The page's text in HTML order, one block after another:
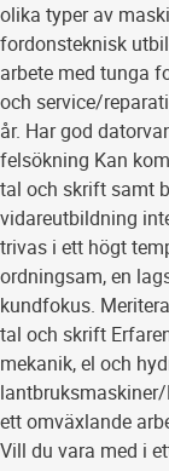
olika typer av
fordonsteknisk
arbete med tunga
och service/
år. Har god
felsökning Kan
tal och skrift samt
vidareutbildning
trivas i ett högt
ordningsam, en
kundfokus.
tal och skrift
mekanik, el och
ett omväxlande
Vill du vara med i